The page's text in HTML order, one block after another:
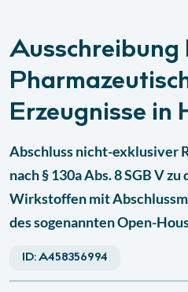
Erzeugnisse in
Abschluss nicht-exklusiver
nach § 130a Abs. 8 SGB V
Wirkstoffen mit
des sogenannten Open-
ID:A458356994